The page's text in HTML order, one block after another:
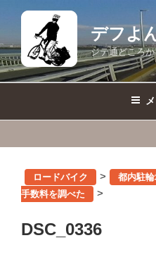
テ
ン
ツ
デフよ
ジテ通どころ
ロードバイク > 都内駐
手数料を調べた
>
DSC_0336